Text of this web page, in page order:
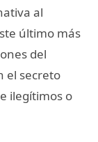
al
último más
del
el secreto
ilegítimos o